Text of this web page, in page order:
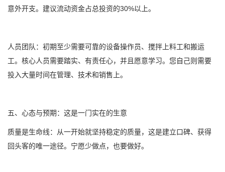
意外开支。建议流动资金占总投资的30%以上。
人员团队：初期至少需要可靠的设备操作员、搅拌上料工和搬运
工。核心人员需要踏实、有责任心，并且愿意学习。您自己则需要
投入大量时间在管理、技术和销售上。
五、心态与预期：这是一门实在的生意
质量是生命线：从一开始就坚持稳定的质量，这是建立口碑、获得
回头客的唯一途径。宁愿少做点，也要做好。